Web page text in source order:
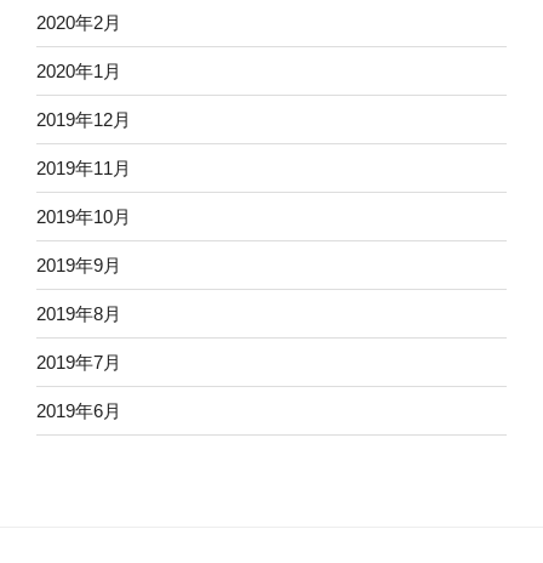
2020年2月
2020年1月
2019年12月
2019年11月
2019年10月
2019年9月
2019年8月
2019年7月
2019年6月